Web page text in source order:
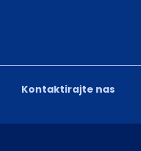
Kontaktirajte nas